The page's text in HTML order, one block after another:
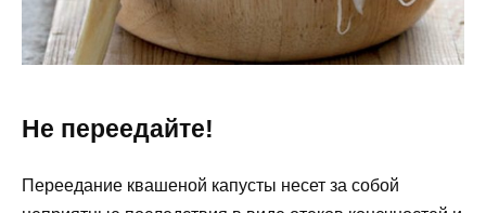
Не переедайте!
Переедание квашеной капусты несет за собой